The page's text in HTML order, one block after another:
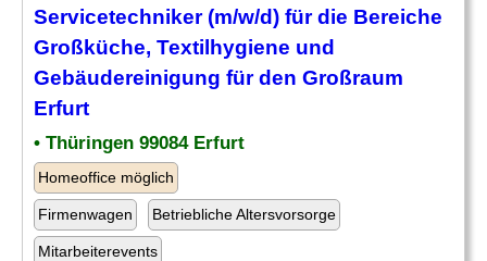
Servicetechniker (m/w/d) für die Bereiche
Großküche, Textilhygiene und
Gebäudereinigung für den Großraum
Erfurt
• Thüringen 99084 Erfurt
Homeoffice möglich
Firmenwagen Betriebliche Altersvorsorge
Mitarbeiterevents